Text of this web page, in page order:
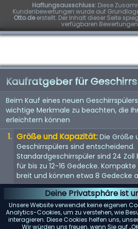
Deine Privatsphäre ist
Unsere Website verwendet keine eigenen
Analytics-Cookies, um zu verstehen, wie
interagieren. Diese Cookies helfen uns,
Wir würden uns freuen, wenn Sie auf
Haftungsausschluss:Diese
Kundenbewertungen wurde auf
Otto.deerstellt. Der Inhalt dieser Seite
verfügbaren
Kaufratgeber für
Beim Kauf eines neuen
wichtige Merkmale zu beachten, die
erleichtern können
Größe und Kapazität: Die Größe
Geschirrspülers sind entscheidend.
Standardgeschirrspüler sind 24
für bis zu 12-16 Gedecke. Kompakte
breit und können etwa 8 Gedecke
Energieeffizienz: Achten Sie auf
Energy Star-Bewertung. Diese
weniger Wasser und Strom, was
spart.